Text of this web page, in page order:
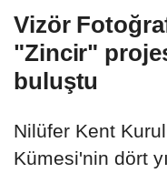
Vizör
"Zincir"
buluştu
Nilüfer Kent
Kümesi'nin dört